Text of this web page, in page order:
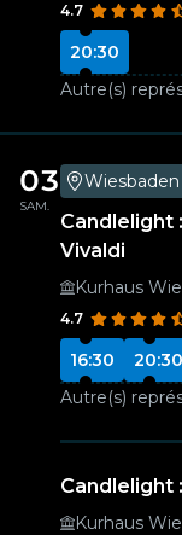
4.7
20:30
Autre(s)
03
SAM.
Wiesbaden
Candlelight
Vivaldi
Kurhaus
4.7
16:30 20:30
Autre(s)
Candlelight
Kurhaus